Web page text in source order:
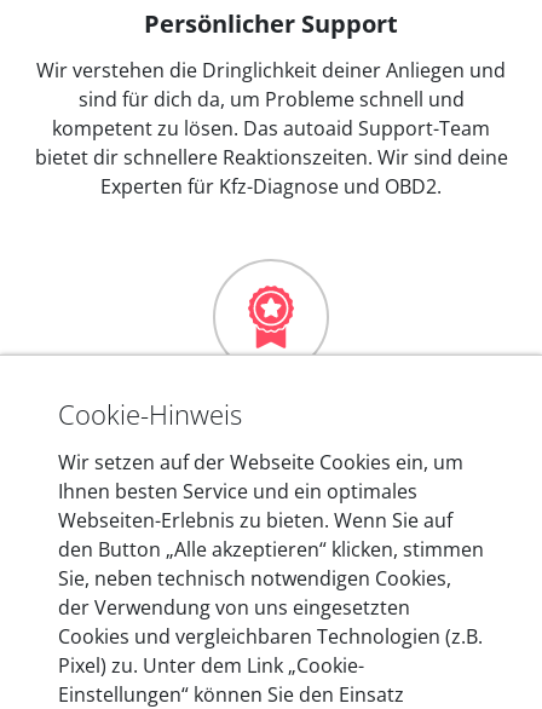
Persönlicher Support
Wir verstehen die Dringlichkeit deiner Anliegen und
sind für dich da, um Probleme schnell und
kompetent zu lösen. Das autoaid Support-Team
bietet dir schnellere Reaktionszeiten. Wir sind deine
Experten für Kfz-Diagnose und OBD2.
Mehr als 10 Jahre Erfahrung
In den Kfz-Diagnosegeräten von autoaid stecken
mehr als 10 Jahre Erfahrung, und auch in Zukunft
entwickeln wir unsere Produkte am Standort in
Berlin laufend weiter. Auf diese Qualität vertrauen
heute mehr als 60.000 Privatkunden und
Unternehmen.
Cookie-Hinweis
Wir setzen auf der Webseite Cookies ein, um
Ihnen besten Service und ein optimales
Webseiten-Erlebnis zu bieten. Wenn Sie auf
den Button „Alle akzeptieren“ klicken, stimmen
Sie, neben technisch notwendigen Cookies,
der Verwendung von uns eingesetzten
Cookies und vergleichbaren Technologien (z.B.
Pixel) zu. Unter dem Link „Cookie-
Einstellungen“ können Sie den Einsatz